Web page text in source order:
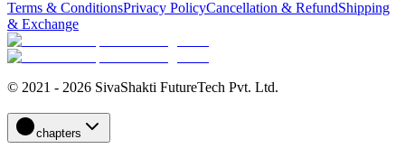
Terms & ConditionsPrivacy PolicyCancellation & RefundShipping
& Exchange
© 2021 - 2026 SivaShakti FutureTech Pvt. Ltd.
chapters